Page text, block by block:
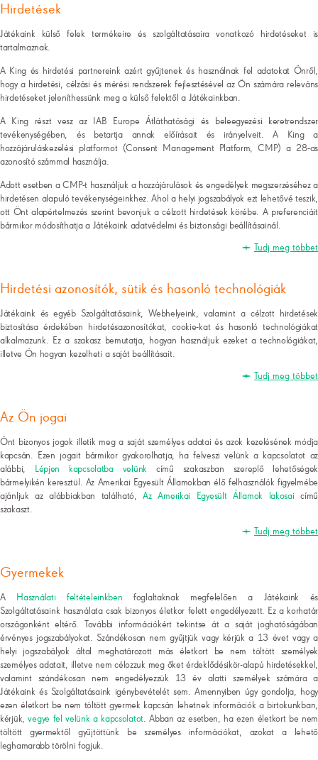
Hirdetések
Játékaink külső felek termékeire és szolgáltatásaira vonatkozó hirdetéseket is
tartalmaznak.
A King és hirdetési partnereink azért gyűjtenek és használnak fel adatokat Önről,
hogy a hirdetési, célzási és mérési rendszerek fejlesztésével az Ön számára releváns
hirdetéseket jeleníthessünk meg a külső felektől a Játékainkban.
A King részt vesz az IAB Europe Átláthatósági és beleegyezési keretrendszer
tevékenységében, és betartja annak előírásait és irányelveit. A King a
hozzájáruláskezelési platformot (Consent Management Platform, CMP) a 28-as
azonosító számmal használja.
Adott esetben a CMP-t használjuk a hozzájárulások és engedélyek megszerzéséhez a
hirdetésen alapuló tevékenységeinkhez. Ahol a helyi jogszabályok ezt lehetővé teszik,
ott Önt alapértelmezés szerint bevonjuk a célzott hirdetések körébe. A preferenciáit
bármikor módosíthatja a Játékaink adatvédelmi és biztonsági beállításainál.
Tudj meg többet
Hirdetési azonosítók, sütik és hasonló technológiák
Játékaink és egyéb Szolgáltatásaink, Webhelyeink, valamint a célzott hirdetések
biztosítása érdekében hirdetésazonosítókat, cookie-kat és hasonló technológiákat
alkalmazunk. Ez a szakasz bemutatja, hogyan használjuk ezeket a technológiákat,
illetve Ön hogyan kezelheti a saját beállításait.
Tudj meg többet
Az Ön jogai
Önt bizonyos jogok illetik meg a saját személyes adatai és azok kezelésének módja
kapcsán. Ezen jogait bármikor gyakorolhatja, ha felveszi velünk a kapcsolatot az
alábbi,
Lépjen kapcsolatba velünkcímű szakaszban szereplő lehetőségek
bármelyikén keresztül. Az Amerikai Egyesült Államokban élő felhasználók figyelmébe
ajánljuk az alábbiakban található,Az Amerikai Egyesült Államok lakosai című
szakaszt.
Tudj meg többet
Gyermekek
A Használati feltételeinkben foglaltaknak megfelelően a Játékaink és
Szolgáltatásaink használata csak bizonyos életkor felett engedélyezett. Ez a korhatár
országonként eltérő. További információkért tekintse át a saját joghatóságában
érvényes jogszabályokat. Szándékosan nem gyűjtjük vagy kérjük a 13 évet vagy a
helyi jogszabályok által meghatározott más életkort be nem töltött személyek
személyes adatait, illetve nem célozzuk meg őket érdeklődésikör-alapú hirdetésekkel,
valamint szándékosan nem engedélyezzük 13 év alatti személyek számára a
Játékaink és Szolgáltatásaink igénybevételét sem. Amennyiben úgy gondolja, hogy
ezen életkort be nem töltött gyermek kapcsán lehetnek információk a birtokunkban,
kérjük,vegye fel velünk a kapcsolatot. Abban az esetben, ha ezen életkort be nem
töltött gyermektől gyűjtöttünk be személyes információkat, azokat a lehető
leghamarabb törölni fogjuk.